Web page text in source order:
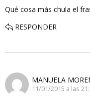
Qué cosa más chula el
RESPONDER
MANUELA
11/01/2015 a las